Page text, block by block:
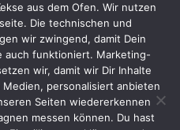
.
::Datenschutz Impressum
aus dem Ofen. Wir nutzen
Die technischen und
wir zwingend, damit Dein
auch funktioniert. Marketing-
wir, damit wir Dir Inhalte
personalisiert anbieten
Seiten wiedererkennen
messen können. Du hast